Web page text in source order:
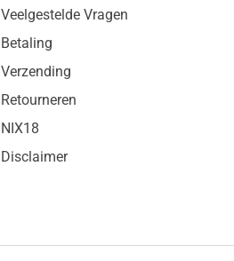
Veelgestelde Vragen
Betaling
Verzending
Retourneren
NIX18
Disclaimer